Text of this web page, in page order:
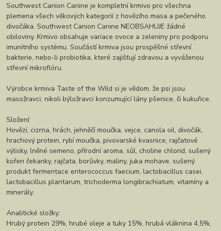
Southwest Canion Canine je kompletní krmivo pro všechna
plemena všech věkových kategorií z hovězího masa a pečeného
divočáka. Southwest Canion Canine NEOBSAHUJE žádné
obiloviny. Krmivo obsahuje variace ovoce a zeleniny pro podporu
imunitního systému. Součástí krmiva jsou prospěšné střevní
bakterie, nebo-li probiotika, které zajišťují zdravou a vyváženou
střevní mikroflóru.
Výrobce krmiva Taste of the Wild si je vědom, že psi jsou
masožravci, nikoli býložravci konzumující lány pšenice, či kukuřice.
Složení:
Hovězí, cizrna, hrách, jehněčí moučka, vejce, canola oil, divočák,
hrachový protein, rybí moučka, pivovarské kvasnice, rajčatové
výlisky, lněné semeno, přírodní aroma, sůl, choline chlorid, sušený
kořen čekanky, rajčata, borůvky, maliny, juka mohave, sušený
produkt fermentace enterococcus faecium, lactobacillus casei,
lactobacillus plantarum, trichoderma longibrachiatum, vitamíny a
minerály.
Analitické složky:
Hrubý protein 29%, hrubé oleje a tuky 15%, hrubá vláknina 4,5%,